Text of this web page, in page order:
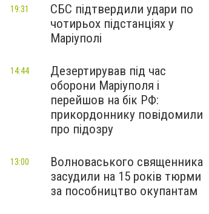
СБС підтвердили удари по
чотирьох підстанціях у
Маріуполі
19:31
Дезертирував під час
оборони Маріуполя і
перейшов на бік РФ:
прикордоннику повідомили
про підозру
14:44
Волноваського священника
засудили на 15 років тюрми
за пособництво окупантам
13:00